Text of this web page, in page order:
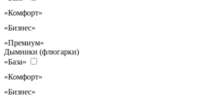
«Комфорт»
«Бизнес»
«Премиум»
Дымники (флюгарки)
«База»
«Комфорт»
«Бизнес»